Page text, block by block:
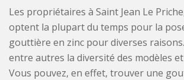
Les propriétaires à Saint Jean Le
optent la plupart du temps pour la
gouttière en zinc pour diverses
entre autres la diversité des modèles
Vous pouvez, en effet, trouver une